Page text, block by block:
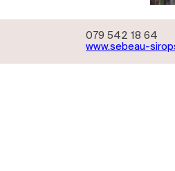
079 542 18 64
www.sebeau-